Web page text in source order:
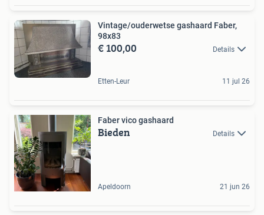
Vintage/ouderwetse gashaard Faber,
98x83
€ 100,00 Details
Etten-Leur 11 jul 26
Faber vico gashaard
Bieden Details
Apeldoorn 21 jun 26